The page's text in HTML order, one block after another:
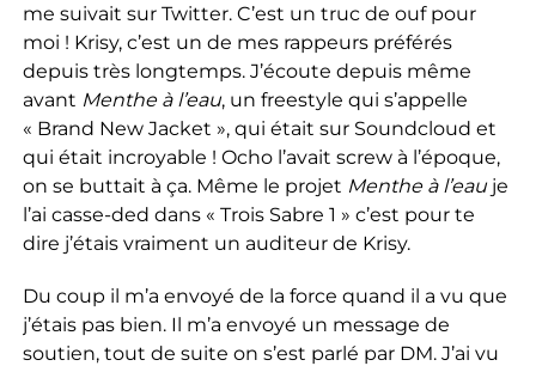
me suivait sur Twitter. C’est un truc de ouf pour
moi ! Krisy, c’est un de mes rappeurs préférés
depuis très longtemps. J’écoute depuis même
avant Menthe à l’eau, un freestyle qui s’appelle
« Brand New Jacket », qui était sur Soundcloud et
qui était incroyable ! Ocho l’avait screw à l’époque,
on se buttait à ça. Même le projet Menthe à l’eauje
l’ai casse-ded dans « Trois Sabre 1 » c’est pour te
dire j’étais vraiment un auditeur de Krisy.
Du coup il m’a envoyé de la force quand il a vu que
j’étais pas bien. Il m’a envoyé un message de
soutien, tout de suite on s’est parlé par DM. J’ai vu